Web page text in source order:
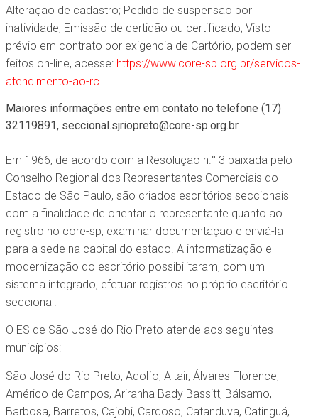
Alteração de cadastro; Pedido de suspensão por
inatividade; Emissão de certidão ou certificado; Visto
prévio em contrato por exigencia de Cartório, podem ser
feitos on-line, acesse: https://www.core-sp.org.br/servicos-
atendimento-ao-rc
Maiores informações entre em contato no telefone (17)
32119891, seccional.sjriopreto@core-sp.org.br
Em 1966, de acordo com a Resolução n.° 3 baixada pelo
Conselho Regional dos Representantes Comerciais do
Estado de São Paulo, são criados escritórios seccionais
com a finalidade de orientar o representante quanto ao
registro no core-sp, examinar documentação e enviá-la
para a sede na capital do estado. A informatização e
modernização do escritório possibilitaram, com um
sistema integrado, efetuar registros no próprio escritório
seccional.
O ES de São José do Rio Preto atende aos seguintes
municípios:
São José do Rio Preto, Adolfo, Altair, Álvares Florence,
Américo de Campos, Ariranha Bady Bassitt, Bálsamo,
Barbosa, Barretos, Cajobi, Cardoso, Catanduva, Catinguá,